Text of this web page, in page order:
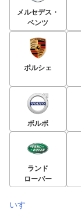
メルセデス・
ベンツ
ポルシェ
ボルボ
ランド
ローバー
いすゞ